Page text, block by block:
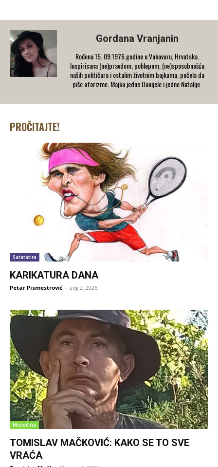
Gordana Vranjanin
Rođena 15. 09.1976.godine u Vukovaru, Hrvatska.
Inspirisana (ne)pravdom, pohlepom, (ne)sposobnošću
naših političara i ostalim životnim bajkama, počela da
piše aforizme. Majka jedne Danijele i jedne Natalije.
PROČITAJTE!
Satatatira
KARIKATURA DANA
Petar Pismestrović - avg 2, 2026
Mesečina
TOMISLAV MAČKOVIĆ: KAKO SE TO SVE
VRAĆA